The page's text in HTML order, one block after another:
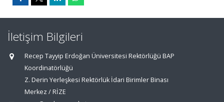
İletişim Bilgileri
Recep Tayyip Erdoğan Üniversitesi Rektörlüğü BAP
Koordinatörlüğü
Z. Derin Yerleşkesi Rektörlük İdari Birimler Binası
Merkez / RİZE